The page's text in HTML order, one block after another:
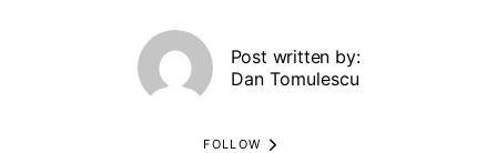
Post written by:
Dan Tomulescu
FOLLOW